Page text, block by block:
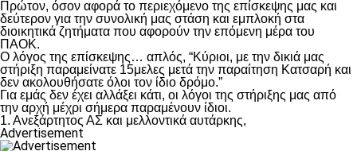
Πρώτον, όσον αφορά το περιεχόμενο της επίσκεψης μας και
δεύτερον για την συνολική μας στάση και εμπλοκή στα
διοικητικά ζητήματα που αφορούν την επόμενη μέρα του
ΠΑΟΚ.
Ο λόγος της επίσκεψης… απλός, “Κύριοι, με την δικιά μας
στήριξη παραμείνατε 15μελες μετά την παραίτηση Κατσαρή και
δεν ακολουθήσατε όλοι τον ίδιο δρόμο.”
Για εμάς δεν έχει αλλάξει κάτι, οι λόγοι της στήριξης μας από
την αρχή μέχρι σήμερα παραμένουν ίδιοι.
1. Ανεξάρτητος ΑΣ και μελλοντικά αυτάρκης,
Advertisement